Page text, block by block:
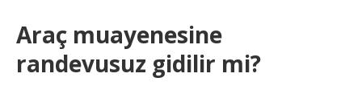
Araç muayenesine
randevusuz gidilir mi?